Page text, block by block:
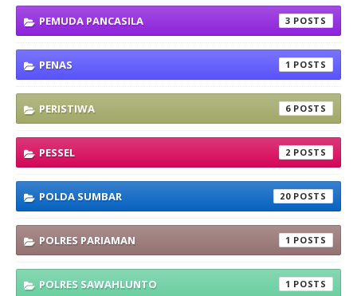
PEMUDA PANCASILA 3
PENAS 1
PERISTIWA 6
PESSEL 2
POLDA SUMBAR 20
POLRES PARIAMAN 1
POLRES SAWAHLUNTO 1